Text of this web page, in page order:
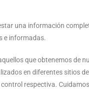
una información
e informadas.
que obtenemos
en diferentes sitios
respectiva.